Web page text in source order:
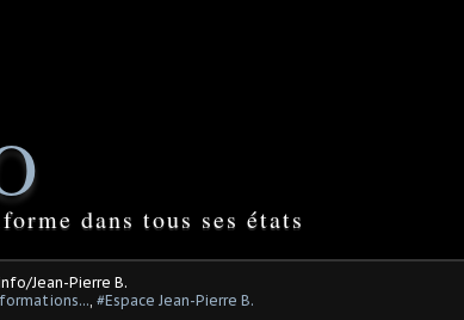
dans tous ses états
Jean-Pierre B.
, #Espace Jean-Pierre B.